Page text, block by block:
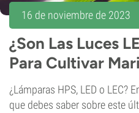
16 de noviembre de 2023
¿Son Las Luces
Para Cultivar
¿Lámparas HPS, LED o LEC?
que debes saber sobre este